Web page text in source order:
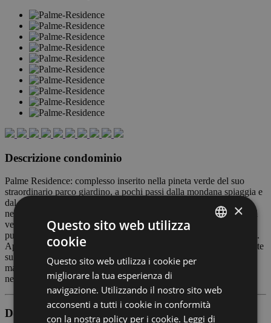
Descrizione condominio
Palme Residence: complesso inserito nella pineta verde del suo
straordinario parco giardino, a pochi passi dalla mondana spiaggia e
dal mare di Lignano Pineta, vicinissima a tutti i negozi di prima
necessità , bar -ristoranti di tendenza. Nelle vicinanze, immersa nel
verde, area giochi e kinderhaim diurno per i bambini. Trasporto
pubblico, noleggio biciclette, monopattini e altro a portata di mano.
Appartamenti luminosi, climatizzati, confortevoli, con grandi vetrate
sul parco alberato e sul giardino. Parcheggio privato, ombrellone e
materiale spiaggia a disposizione per ogni appartamento compreso
nel prezzo.
Descrizione appartamento
GERMAN
×
Questo sito web utilizza
cookie
Questo sito web utilizza i cookie per
migliorare la tua esperienza di
navigazione. Utilizzando il nostro sito web
acconsenti a tutti i cookie in conformità
con la nostra policy per i cookie. Leggi di